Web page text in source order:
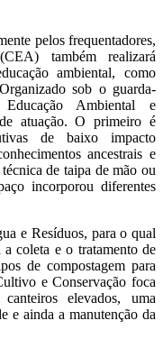
pelos frequentadores,
também realizará
ambiental, como
sob o guarda-
Ambiental e
atuação. O primeiro é
de baixo impacto
ancestrais e
de taipa de mão ou
incorporou diferentes
e Resíduos, para o qual
coleta e o tratamento de
de compostagem para
e Conservação foca
elevados, uma
e ainda a manutenção da